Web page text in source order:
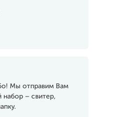
Мы отправим Вам
– свитер,